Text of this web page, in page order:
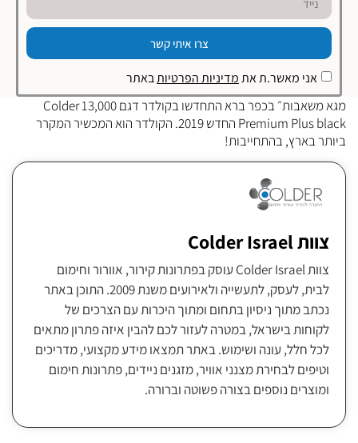
אני מאשר.ת אתמדיניות הפרטיותבאתר
צרו איתי קשר
מגא משאבות״ בכפר ברא התחדשו בקולדר דגם Colder 13,000
Premium Plus black החדש 2019. הקולדר הוא המכשיר המקרר
ביותר בארץ, בהתחייבות!
צוות Colder Israel
צוות Colder Israel עוסק בפתרונות קירור, אוורור וחימום
לבית, לעסק, לתעשייה ולאירועים משנת 2009. התוכן באתר
נכתב מתוך ניסיון בתחום ומתוך היכרות עם הצרכים של
לקוחות בישראל, במטרה לעזור לכם להבין איזה פתרון מתאים
לכל חלל, עונה ושימוש. באתר תמצאו מידע מקצועי, מדריכים
וטיפים לבחירת מצנני אוויר, מזגנים ניידים, פתרונות חימום
ומוצרים נוספים בצורה פשוטה וברורה.